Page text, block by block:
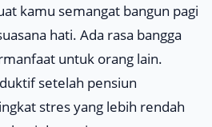
kamu semangat bangun pagi
hati. Ada rasa bangga
untuk orang lain.
setelah pensiun
stres yang lebih rendah